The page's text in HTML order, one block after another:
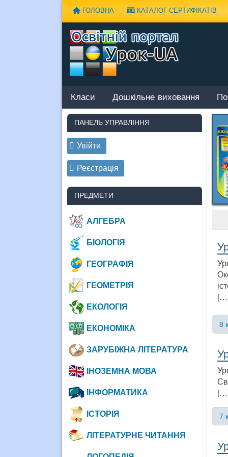
ГОЛОВНА КАТАЛОГ СЕРТИФІКАТІВ
Класи Дошкільне виховання
8
7
ПАНЕЛЬ УПРАВЛІННЯ
Увійти
Реєстрація
ПРЕДМЕТИ
АЛГЕБРА
БІОЛОГІЯ
ГЕОГРАФІЯ
ГЕОМЕТРІЯ
ЕКОЛОГІЯ
ЕКОНОМІКА
ЗАРУБІЖНА ЛІТЕРАТУРА
ІНОЗЕМНА МОВА
ІНФОРМАТИКА
ІСТОРІЯ
ЛІТЕРАТУРНЕ ЧИТАННЯ